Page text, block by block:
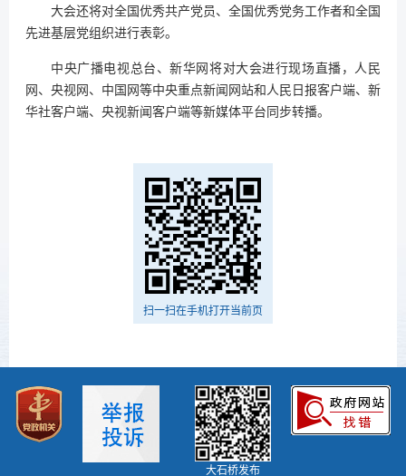
大会还将对全国优秀共产党员、全国优秀党务工作者和全国
先进基层党组织进行表彰。
中央广播电视总台、新华网将对大会进行现场直播，人民
网、央视网、中国网等中央重点新闻网站和人民日报客户端、新
华社客户端、央视新闻客户端等新媒体平台同步转播。
扫一扫在手机打开当前页
大石桥发布